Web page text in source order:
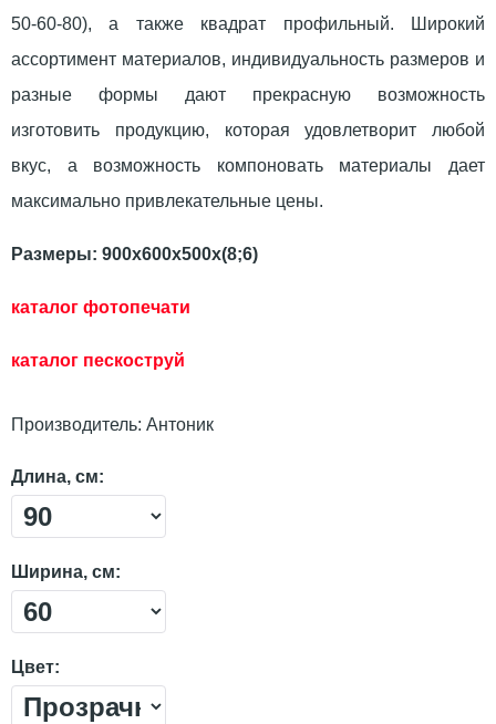
50-60-80), а также квадрат профильный. Широкий
ассортимент материалов, индивидуальность размеров и
разные формы дают прекрасную возможность
изготовить продукцию, которая удовлетворит любой
вкус, а возможность компоновать материалы дает
максимально привлекательные цены.
Размеры: 900х600х500х(8;6)
каталог фотопечати
каталог пескоструй
Производитель: Антоник
Длина, см:
Ширина, см:
Цвет: